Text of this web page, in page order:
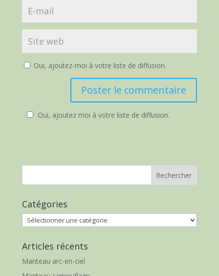
Oui, ajoutez-moi à votre liste de diffusion.
Oui, ajoutez moi à votre liste de diffusion.
Catégories
Catégories
Articles récents
Manteau arc-en-ciel